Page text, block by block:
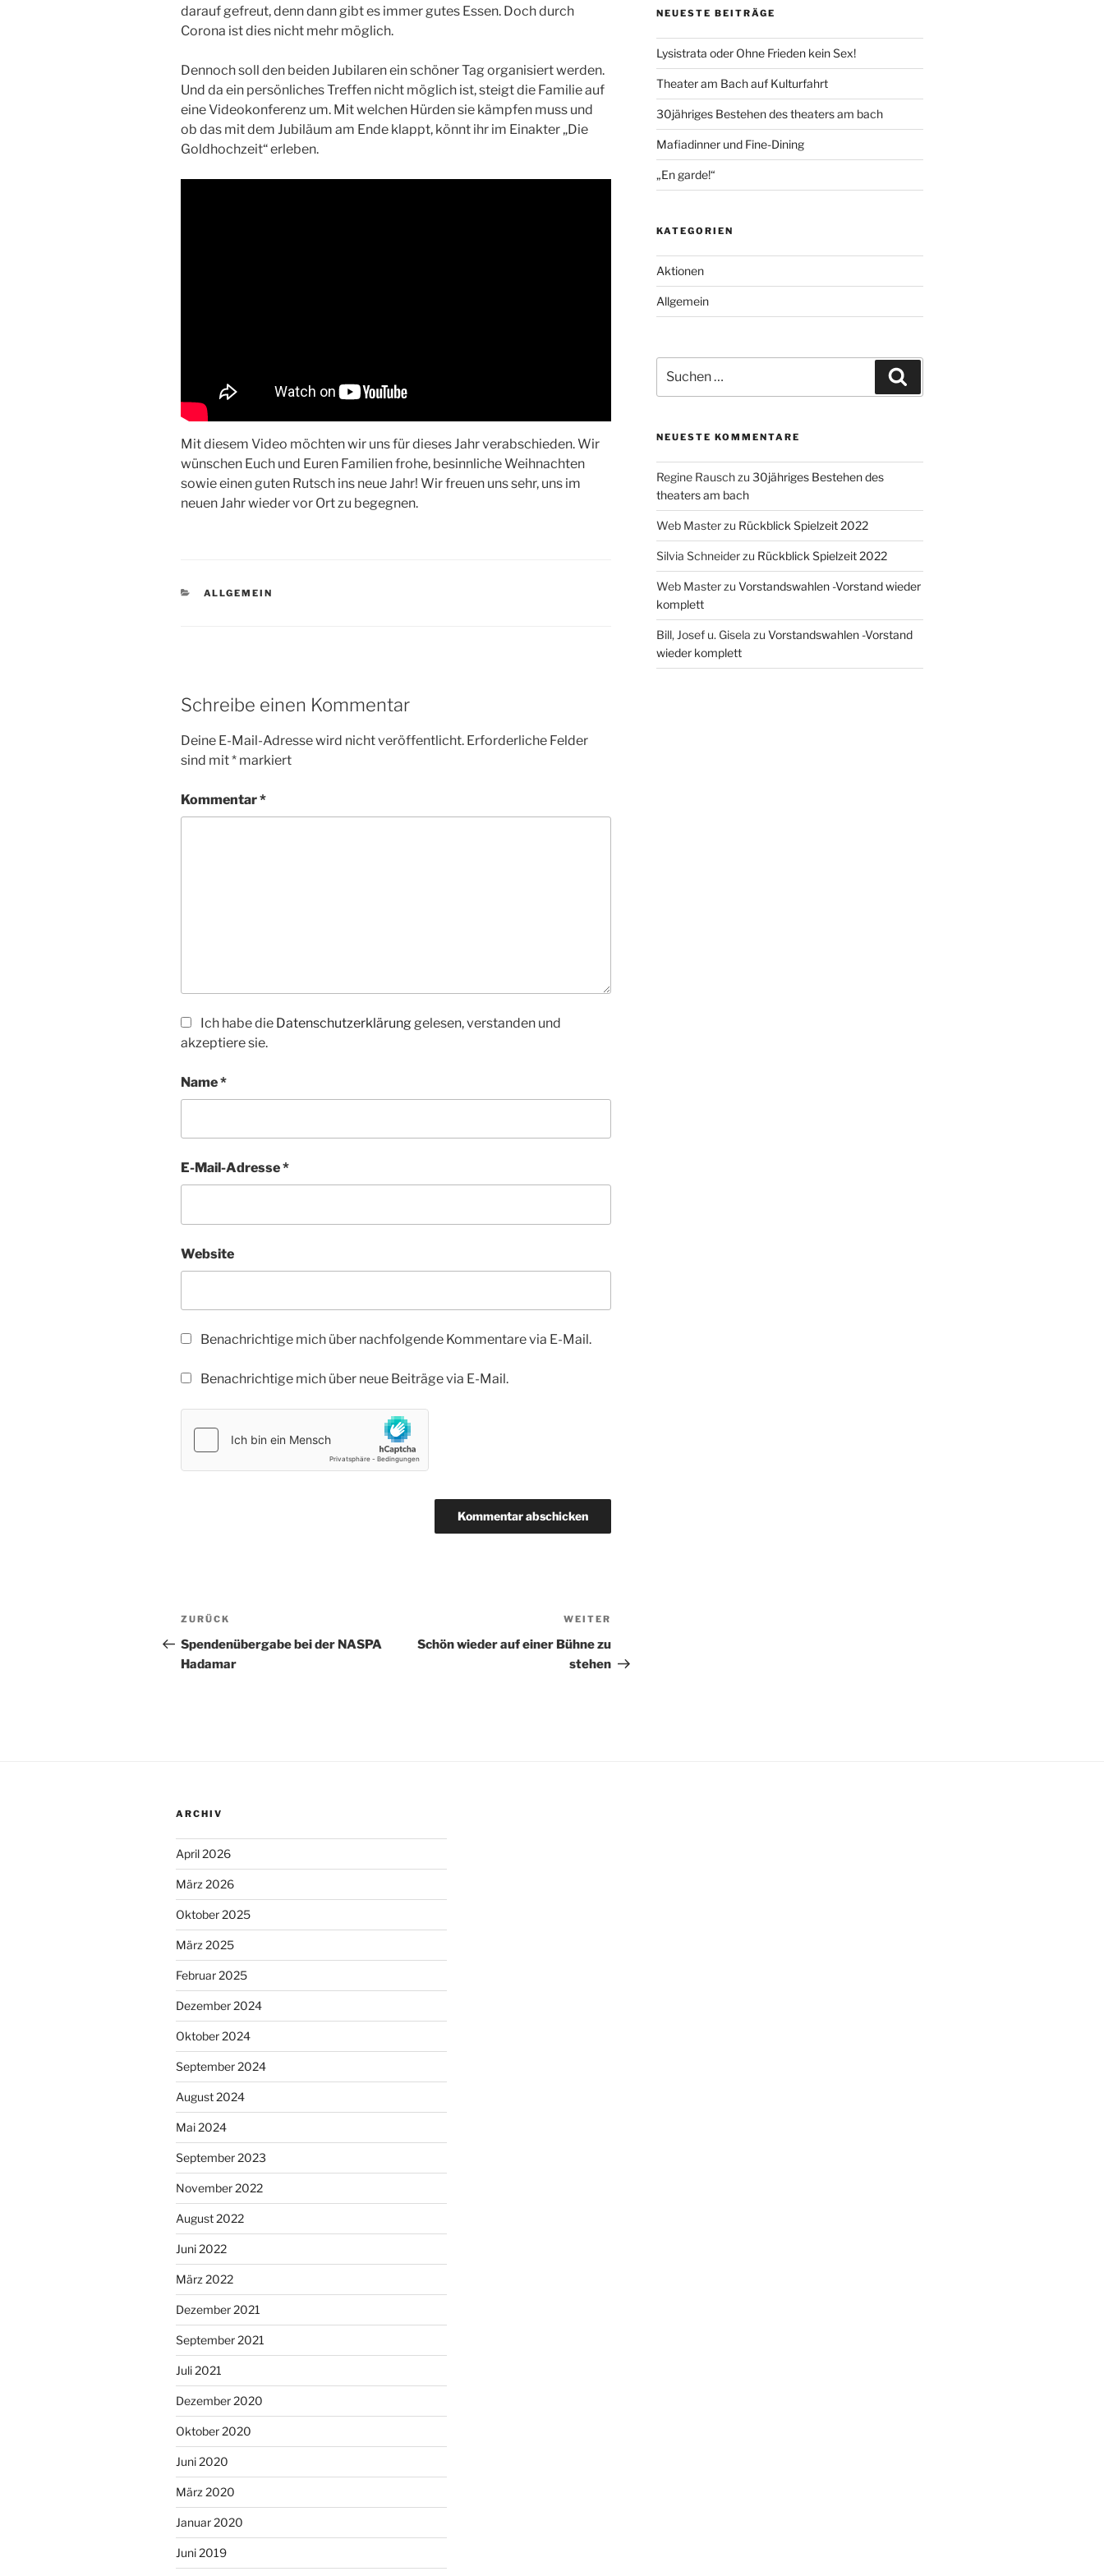
darauf gefreut, denn dann gibt es immer gutes Essen. Doch durch
Corona ist dies nicht mehr möglich.
Dennoch soll den beiden Jubilaren ein schöner Tag organisiert werden.
Und da ein persönliches Treffen nicht möglich ist, steigt die Familie auf
eine Videokonferenz um. Mit welchen Hürden sie kämpfen muss und
ob das mit dem Jubiläum am Ende klappt, könnt ihr im Einakter „Die
Goldhochzeit“ erleben.
Mit diesem Video möchten wir uns für dieses Jahr verabschieden. Wir
wünschen Euch und Euren Familien frohe, besinnliche Weihnachten
sowie einen guten Rutsch ins neue Jahr! Wir freuen uns sehr, uns im
neuen Jahr wieder vor Ort zu begegnen.
KATEGORIEN
ALLGEMEIN
Schreibe einen Kommentar
Deine E-Mail-Adresse wird nicht veröffentlicht. Erforderliche Felder
sind mit* markiert
Kommentar*
Ich habe die Datenschutzerklärunggelesen, verstanden und
akzeptiere sie.
Name*
E-Mail-Adresse*
Website
Benachrichtige mich über nachfolgende Kommentare via E-Mail.
Benachrichtige mich über neue Beiträge via E-Mail.
Beitragsnavigation
Vorheriger
Beitrag
ZURÜCK
Spendenübergabe bei der NASPA
Hadamar
Beitrag
WEITER
Schön wieder auf einer Bühne zu
stehen
NEUESTE BEITRÄGE
Lysistrata oder Ohne Frieden kein Sex!
Theater am Bach auf Kulturfahrt
30jähriges Bestehen des theaters am bach
Mafiadinner und Fine-Dining
„En garde!“
KATEGORIEN
Aktionen
Allgemein
nach:
NEUESTE KOMMENTARE
Regine Rauschzu 30jähriges Bestehen des
theaters am bach
Web Masterzu Rückblick Spielzeit 2022
Silvia Schneiderzu Rückblick Spielzeit 2022
Web Masterzu Vorstandswahlen -Vorstand wieder
komplett
Bill, Josef u. Gisela zu Vorstandswahlen -Vorstand
wieder komplett
ARCHIV
April 2026
März 2026
Oktober 2025
März 2025
Februar 2025
Dezember 2024
Oktober 2024
September 2024
August 2024
Mai 2024
September 2023
November 2022
August 2022
Juni 2022
März 2022
Dezember 2021
September 2021
Juli 2021
Dezember 2020
Oktober 2020
Juni 2020
März 2020
Januar 2020
Juni 2019